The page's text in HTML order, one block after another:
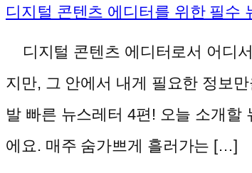
디지털 콘텐츠 에디터를 위한 필수
디지털 콘텐츠 에디터로서 어디
지만, 그 안에서 내게 필요한 정보
발 빠른 뉴스레터 4편! 오늘 소개할
에요. 매주 숨가쁘게 흘러가는 […]